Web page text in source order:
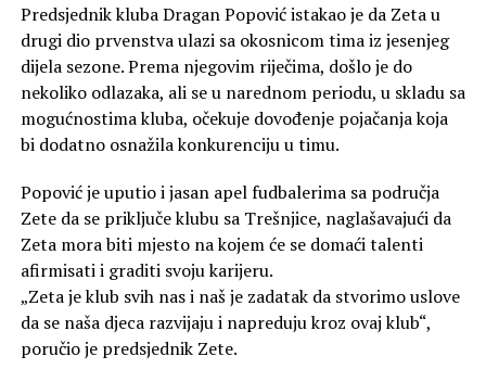
Predsjednik kluba Dragan Popović istakao je da Zeta u
drugi dio prvenstva ulazi sa okosnicom tima iz jesenjeg
dijela sezone. Prema njegovim riječima, došlo je do
nekoliko odlazaka, ali se u narednom periodu, u skladu sa
mogućnostima kluba, očekuje dovođenje pojačanja koja
bi dodatno osnažila konkurenciju u timu.
Popović je uputio i jasan apel fudbalerima sa područja
Zete da se priključe klubu sa Trešnjice, naglašavajući da
Zeta mora biti mjesto na kojem će se domaći talenti
afirmisati i graditi svoju karijeru.
„Zeta je klub svih nas i naš je zadatak da stvorimo uslove
da se naša djeca razvijaju i napreduju kroz ovaj klub“,
poručio je predsjednik Zete.